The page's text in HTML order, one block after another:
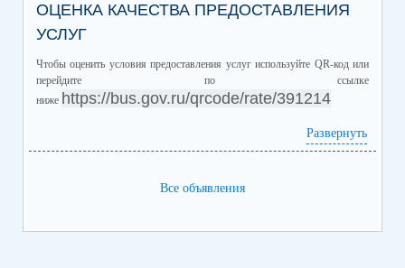
ОЦЕНКА КАЧЕСТВА ПРЕДОСТАВЛЕНИЯ
УСЛУГ
Чтобы оценить условия предоставления услуг используйте QR-код или
перейдите по ссылке
ниже https://bus.gov.ru/qrcode/rate/391214
Развернуть
Все объявления